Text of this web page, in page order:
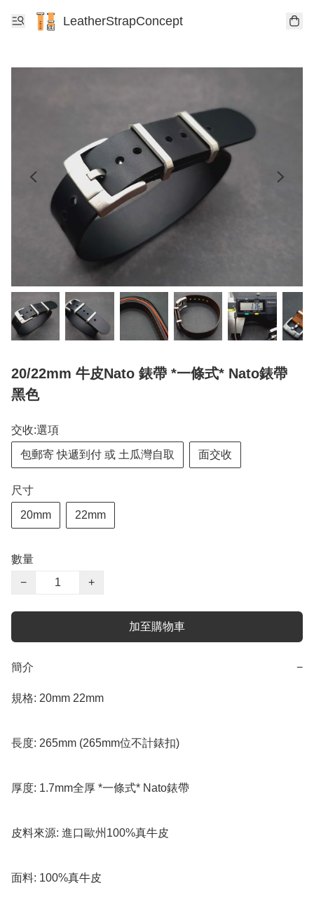
LeatherStrapConcept
20/22mm 牛皮Nato 錶帶 *一條式* Nato錶帶
黑色
交收:選項
包郵寄 快遞到付 或 土瓜灣自取 面交收
尺寸
20mm 22mm
數量
−
+
加至購物車
簡介 −
規格: 20mm 22mm
長度: 265mm (265mm位不計錶扣)
厚度: 1.7mm全厚 *一條式* Nato錶帶
皮料來源: 進口歐州100%真牛皮
面料: 100%真牛皮